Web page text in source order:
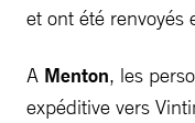
et ont été renvoyés
A Menton, les
expéditive vers